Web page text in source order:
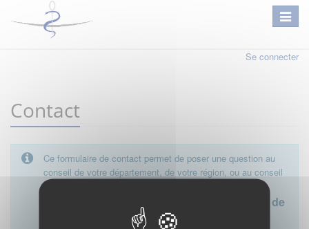
Se connecter
Contact
Ce formulaire de contact permet de poser une question au
conseil de votre département, de votre région, ou au conseil
national.
Le conseil départemental est l'interlocuteur de
proximité à privilégier.